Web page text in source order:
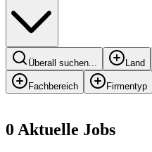
Überall suchen... Land
Fachbereich Firmentyp
0 Aktuelle Jobs